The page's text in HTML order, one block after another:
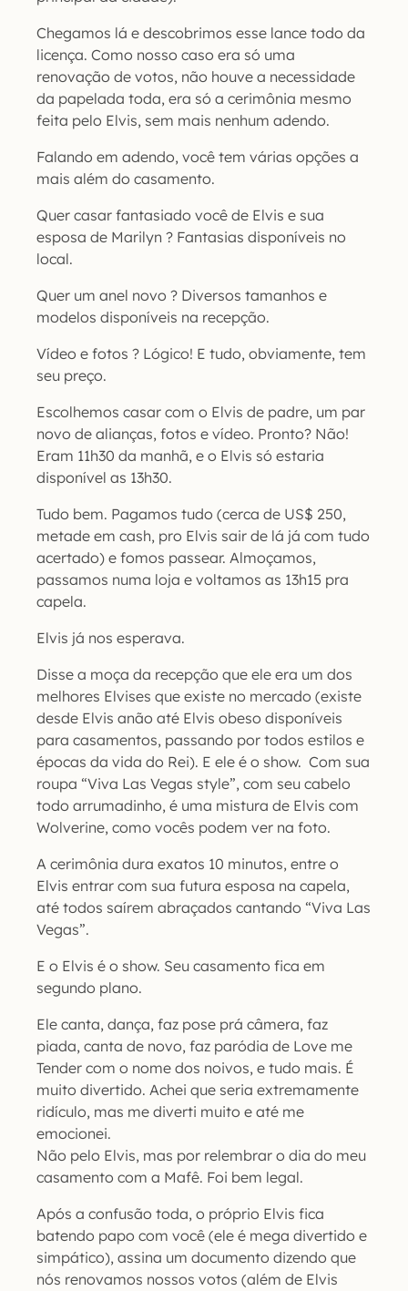
Chegamos lá e descobrimos esse lance todo da
licença. Como nosso caso era só uma
renovação de votos, não houve a necessidade
da papelada toda, era só a cerimônia mesmo
feita pelo Elvis, sem mais nenhum adendo.
Falando em adendo, você tem várias opções a
mais além do casamento.
Quer casar fantasiado você de Elvis e sua
esposa de Marilyn ? Fantasias disponíveis no
local.
Quer um anel novo ? Diversos tamanhos e
modelos disponíveis na recepção.
Vídeo e fotos ? Lógico! E tudo, obviamente, tem
seu preço.
Escolhemos casar com o Elvis de padre, um par
novo de alianças, fotos e vídeo. Pronto? Não!
Eram 11h30 da manhã, e o Elvis só estaria
disponível as 13h30.
Tudo bem. Pagamos tudo (cerca de US$ 250,
metade em cash, pro Elvis sair de lá já com tudo
acertado) e fomos passear. Almoçamos,
passamos numa loja e voltamos as 13h15 pra
capela.
Elvis já nos esperava.
Disse a moça da recepção que ele era um dos
melhores Elvises que existe no mercado (existe
desde Elvis anão até Elvis obeso disponíveis
para casamentos, passando por todos estilos e
épocas da vida do Rei). E ele é o show. Com sua
roupa “Viva Las Vegas style”, com seu cabelo
todo arrumadinho, é uma mistura de Elvis com
Wolverine, como vocês podem ver na foto.
A cerimônia dura exatos 10 minutos, entre o
Elvis entrar com sua futura esposa na capela,
até todos saírem abraçados cantando “Viva Las
Vegas”.
E o Elvis é o show. Seu casamento fica em
segundo plano.
Ele canta, dança, faz pose prá câmera, faz
piada, canta de novo, faz paródia de Love me
Tender com o nome dos noivos, e tudo mais. É
muito divertido. Achei que seria extremamente
ridículo, mas me diverti muito e até me
emocionei.
Não pelo Elvis, mas por relembrar o dia do meu
casamento com a Mafê. Foi bem legal.
Após a confusão toda, o próprio Elvis fica
batendo papo com você (ele é mega divertido e
simpático), assina um documento dizendo que
nós renovamos nossos votos (além de Elvis